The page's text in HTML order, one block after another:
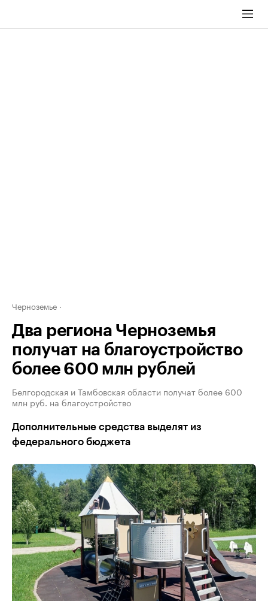
Черноземье
Два региона Черноземья
получат на благоустройство
более 600 млн рублей
Белгородская и Тамбовская области получат более 600
млн руб. на благоустройство
Дополнительные средства выделят из
федерального бюджета